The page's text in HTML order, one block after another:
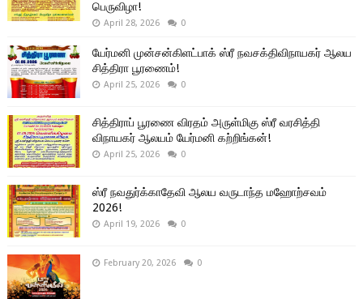
பெருவிழா!
April 28, 2026 0
யேர்மனி முன்சன்கிளட்பாக் ஸ்ரீ நவசக்திவிநாயகர் ஆலய
சித்திரா பூரணைம்!
April 25, 2026 0
சித்திராப் பூரணை விரதம் அருள்மிகு ஸ்ரீ வரசித்தி
விநாயகர் ஆலயம் யேர்மனி கற்றிங்கன்!
April 25, 2026 0
ஸ்ரீ நவதுர்க்காதேவி ஆலய வருடாந்த மஹோற்சவம்
2026!
April 19, 2026 0
February 20, 2026 0